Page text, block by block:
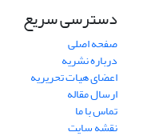
دسترسی سریع
صفحه اصلی
درباره نشریه
اعضای هیات تحریریه
ارسال مقاله
تماس با ما
نقشه سایت